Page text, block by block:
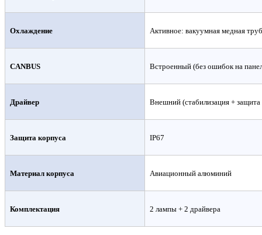
Охлаждение Активное: вакуумная медная
CANBUS Встроенный (без ошибок на
Драйвер Внешний (стабилизация +
Защита корпуса IP67
Материал корпуса Авиационный алюминий
Комплектация 2 лампы + 2 драйвера